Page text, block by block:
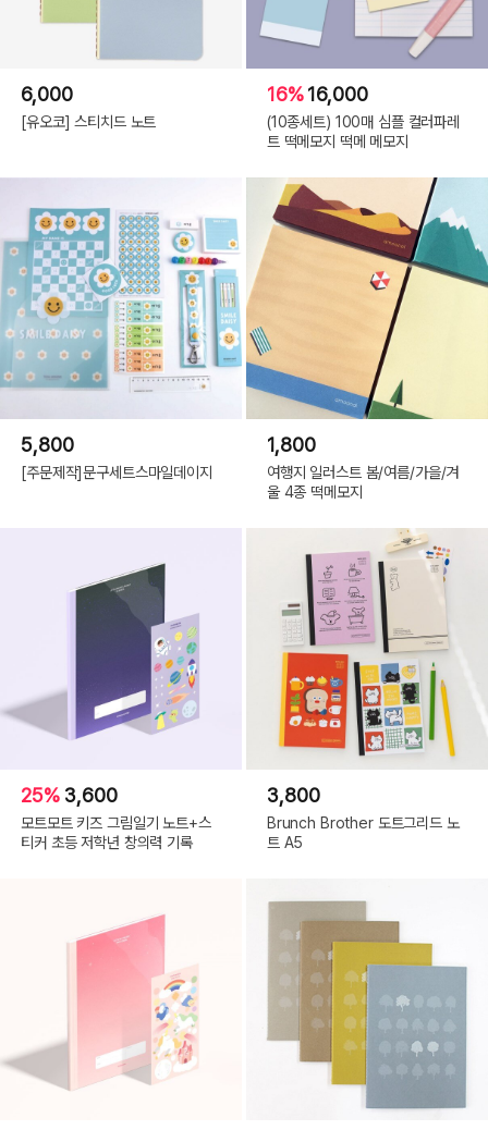
6,000
[유오코] 스티치드 노트
16%16,000
(10종세트) 100매 심플 컬러파레
트 떡메모지 떡메 메모지
5,800
[주문제작]문구세트스마일데이지
1,800
여행지 일러스트 봄/여름/가을/겨
울 4종 떡메모지
25% 3,600
모트모트 키즈 그림일기 노트+스
티커 초등 저학년 창의력 기록
3,800
Brunch Brother 도트그리드 노
트 A5